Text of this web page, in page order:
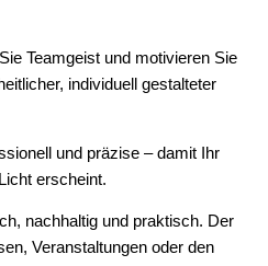
Teamgeist und motivieren Sie
individuell gestalteter
und präzise – damit Ihr
erscheint.
nachhaltig und praktisch. Der
Veranstaltungen oder den